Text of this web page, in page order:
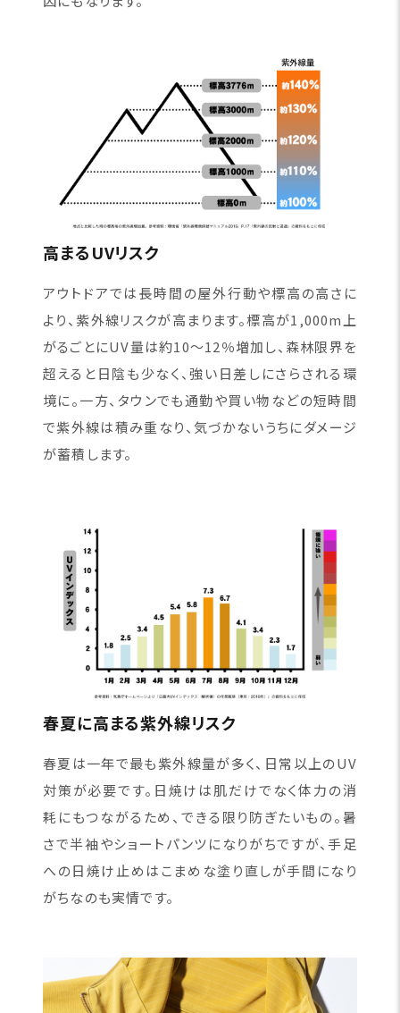
高まるUVリスク
アウトドアでは長時間の屋外行動や標高の高さに
より、紫外線リスクが高まります。標高が1,000m上
がるごとにUV量は約10〜12％増加し、森林限界を
超えると日陰も少なく、強い日差しにさらされる環
境に。一方、タウンでも通勤や買い物などの短時間
で紫外線は積み重なり、気づかないうちにダメージ
が蓄積します。
春夏に高まる紫外線リスク
春夏は一年で最も紫外線量が多く、日常以上のUV
対策が必要です。日焼けは肌だけでなく体力の消
耗にもつながるため、できる限り防ぎたいもの。暑
さで半袖やショートパンツになりがちですが、手足
への日焼け止めはこまめな塗り直しが手間になり
がちなのも実情です。